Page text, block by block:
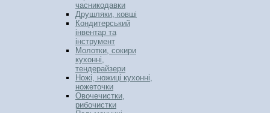
часникодавки
Друшляки, ковші
Кондитерський
інвентар та
інструмент
Молотки, сокири
кухонні,
тендерайзери
Ножі, ножиці кухонні,
ножеточки
Овочечистки,
рибочистки